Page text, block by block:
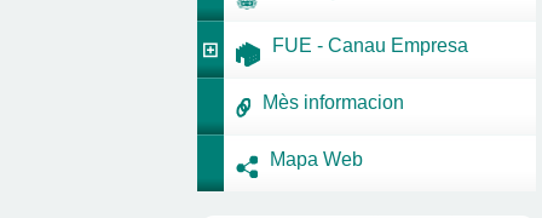
FUE - Canau Empresa
Mès informacion
Mapa Web